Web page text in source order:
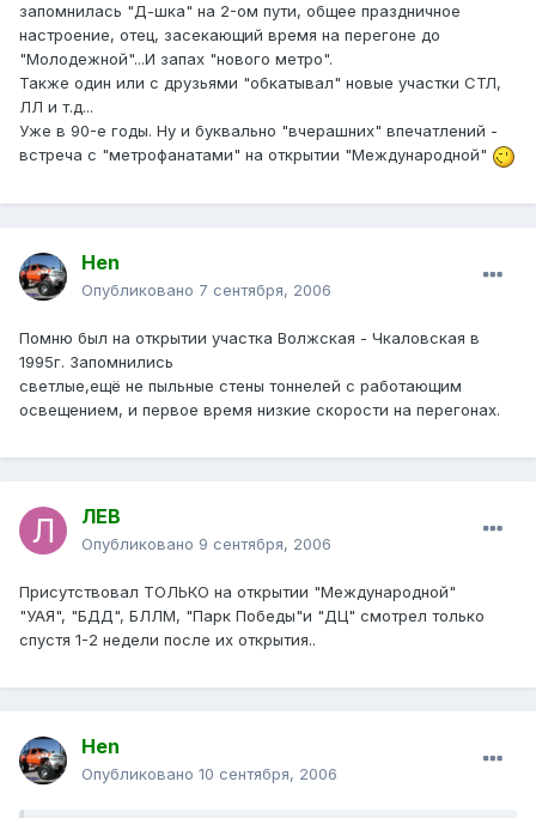
запомнилась "Д-шка" на 2-ом пути, общее праздничное
настроение, отец, засекающий время на перегоне до
"Молодежной"...И запах "нового метро".
Также один или с друзьями "обкатывал" новые участки СТЛ,
ЛЛ и т.д...
Уже в 90-е годы. Ну и буквально "вчерашних" впечатлений -
встреча с "метрофанатами" на открытии "Международной"
Hen
Опубликовано 7 сентября, 2006
Помню был на открытии участка Волжская - Чкаловская в
1995г. Запомнились
светлые,ещё не пыльные стены тоннелей с работающим
освещением, и первое время низкие скорости на перегонах.
ЛЕВ
Опубликовано 9 сентября, 2006
Присутствовал ТОЛЬКО на открытии "Международной"
"УАЯ", "БДД", БЛЛМ, "Парк Победы"и "ДЦ" смотрел только
спустя 1-2 недели после их открытия..
Hen
Опубликовано 10 сентября, 2006